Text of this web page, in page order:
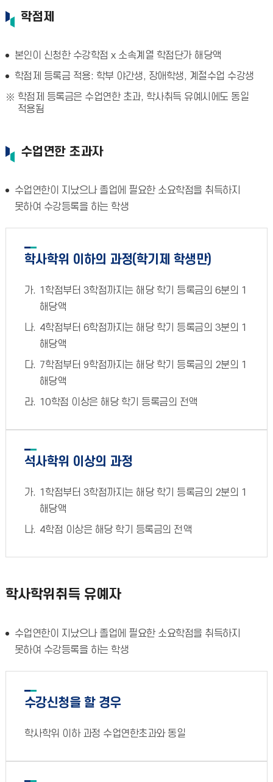
학점제
본인이 신청한 수강학점 x 소속계열 학점단가 해당액
학점제 등록금 적용: 학부 야간생, 장애학생, 계절수업 수강생
학점제 등록금은 수업연한 초과, 학사취득 유예시에도 동일
적용됨
수업연한 초과자
수업연한이 지났으나 졸업에 필요한 소요학점을 취득하지
못하여 수강등록을 하는 학생
학사학위 이하의 과정(학기제 학생만)
1학점부터 3학점까지는 해당 학기 등록금의 6분의 1
해당액
4학점부터 6학점까지는 해당 학기 등록금의 3분의 1
해당액
7학점부터 9학점까지는 해당 학기 등록금의 2분의 1
해당액
10학점 이상은 해당 학기 등록금의 전액
석사학위 이상의 과정
1학점부터 3학점까지는 해당 학기 등록금의 2분의 1
해당액
4학점 이상은 해당 학기 등록금의 전액
학사학위취득 유예자
수업연한이 지났으나 졸업에 필요한 소요학점을 취득하지
못하여 수강등록을 하는 학생
수강신청을 할 경우
학사학위 이하 과정 수업연한초과와 동일